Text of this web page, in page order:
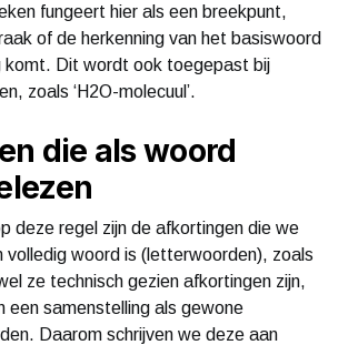
fungeert hier als een breekpunt,
of de herkenning van het basiswoord
komt. Dit wordt ook toegepast bij
zoals ‘H2O-molecuul’.
die als woord
deze regel zijn de afkortingen die we
volledig woord is (letterwoorden), zoals
ze technisch gezien afkortingen zijn,
een samenstelling als gewone
Daarom schrijven we deze aan